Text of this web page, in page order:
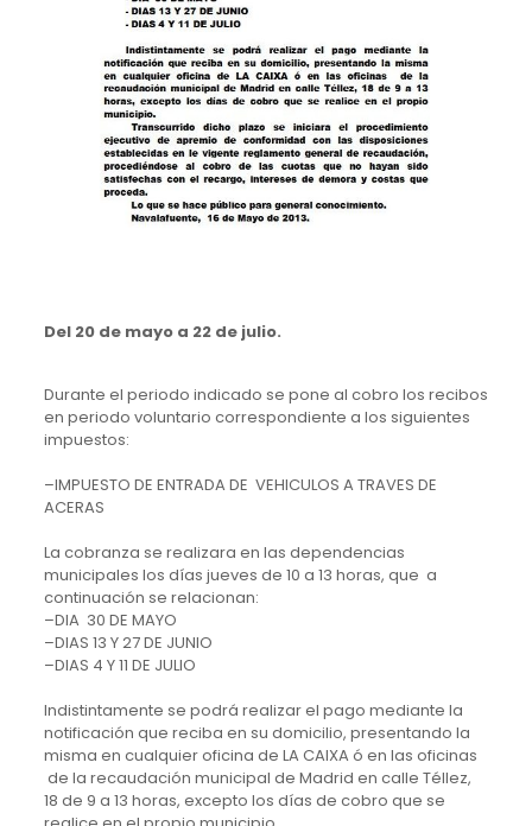
Del 20 de mayo a 22 de julio.
Durante el periodo indicado se pone al cobro los recibos
en periodo voluntario correspondiente a los siguientes
impuestos:
–IMPUESTO DE ENTRADA DE VEHICULOS A TRAVES DE
ACERAS
La cobranza se realizara en las dependencias
municipales los días jueves de 10 a 13 horas, que a
continuación se relacionan:
–DIA 30 DE MAYO
–DIAS 13 Y 27 DE JUNIO
–DIAS 4 Y 11 DE JULIO
Indistintamente se podrá realizar el pago mediante la
notificación que reciba en su domicilio, presentando la
misma en cualquier oficina de LA CAIXA ó en las oficinas
de la recaudación municipal de Madrid en calle Téllez,
18 de 9 a 13 horas, excepto los días de cobro que se